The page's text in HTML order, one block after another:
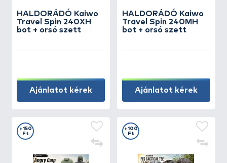
HALDORÁDÓ Kaiwo
Travel Spin 240XH
bot + orsó szett
Ajánlatot kérek
HALDORÁDÓ Kaiwo
Travel Spin 240MH
bot + orsó szett
Ajánlatot kérek
+150
Ft
+100
Ft